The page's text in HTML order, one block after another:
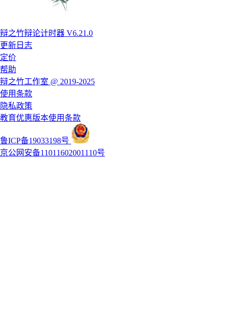
辩之竹辩论计时器 V6.21.0
更新日志
定价
帮助
辩之竹工作室 @ 2019-2025
使用条款
隐私政策
教育优惠版本使用条款
鲁ICP备19033198号
京公网安备11011602001110号